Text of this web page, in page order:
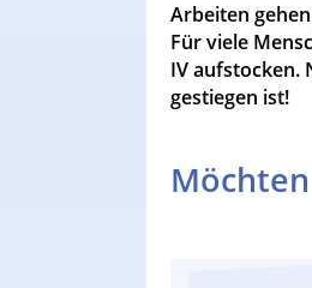
Arbeiten
Für viele
IV aufstocken.
gestiegen ist!